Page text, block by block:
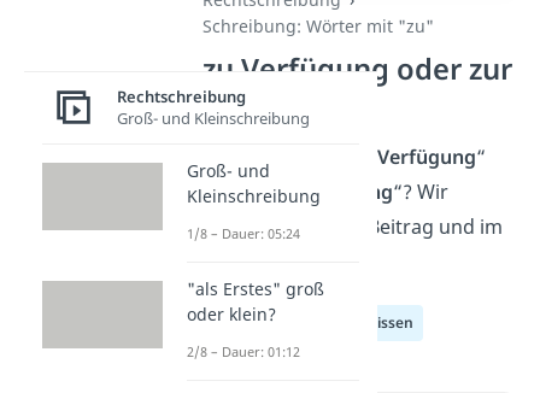
Schreibung: Wörter mit "zu"
zu Verfügung oder zur
Verfügung?
zu Verfügung“
oder „zur Verfügung“? Wir
erklären es dir im Beitrag und im
Deutsch Allgemeinwissen
Rechtschreibung
Groß- und Kleinschreibung
Groß- und
Kleinschreibung
1/8 – Dauer: 05:24
"als Erstes" groß
oder klein?
2/8 – Dauer: 01:12